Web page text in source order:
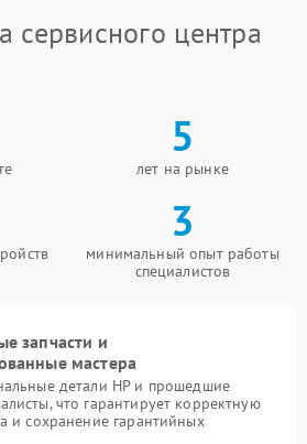
сервисного центра
5
лет на рынке
3
минимальный опыт работы
специалистов
запчасти и
мастера
детали HP и прошедшие
что гарантирует корректную
и сохранение гарантийных